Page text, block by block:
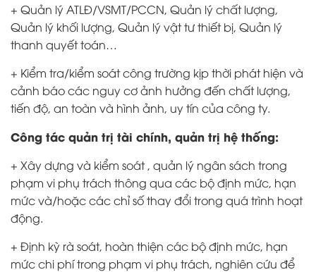
+ Quản lý ATLĐ/VSMT/PCCN, Quản lý chất lượng,
Quản lý khối lượng, Quản lý vật tư thiết bị, Quản lý
thanh quyết toán…
+ Kiểm tra/kiểm soát công trường kịp thời phát hiện và
cảnh báo các nguy cơ ảnh hưởng đến chất lượng,
tiến độ, an toàn và hình ảnh, uy tín của công ty.
Công tác quản trị tài chính, quản trị hệ thống:
+ Xây dựng và kiểm soát , quản lý ngân sách trong
phạm vi phụ trách thông qua các bộ định mức, hạn
mức và/hoặc các chỉ số thay đổi trong quá trình hoạt
động.
+ Định kỳ rà soát, hoàn thiện các bộ định mức, hạn
mức chi phí trong phạm vi phụ trách, nghiên cứu để